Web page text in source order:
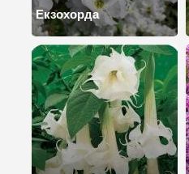
Екзохорда